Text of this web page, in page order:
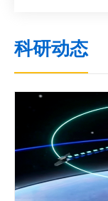
科研动态